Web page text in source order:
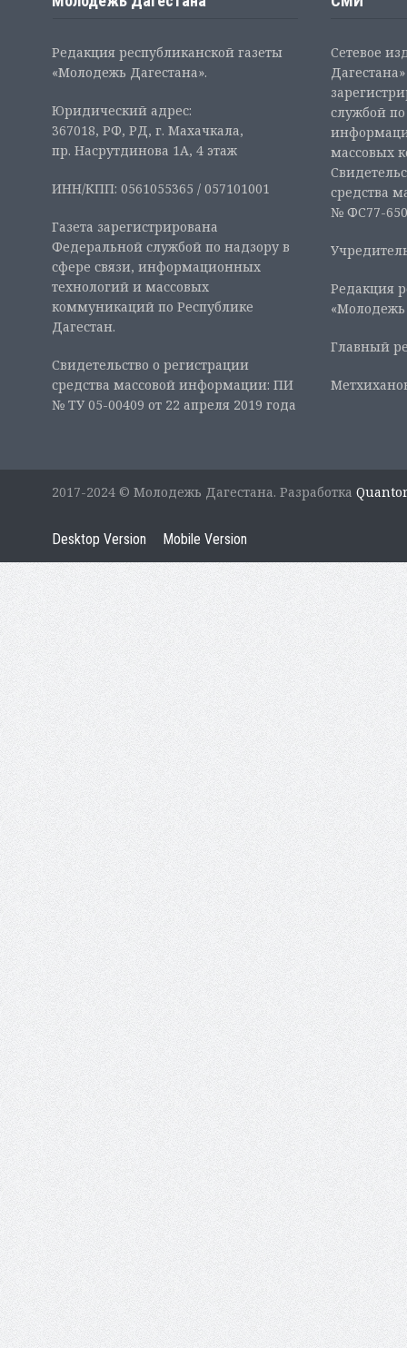
Редакция республиканской газеты
«Молодежь Дагестана».
Юридический адрес:
367018, РФ, РД, г. Махачкала,
пр. Насрутдинова 1А, 4 этаж
ИНН/КПП: 0561055365 / 057101001
Газета зарегистрирована
Федеральной службой по надзору в
сфере связи, информационных
технологий и массовых
коммуникаций по Республике
Дагестан.
Свидетельство о регистрации
средства массовой информации: ПИ
№ ТУ 05-00409 от 22 апреля 2019 года
Сетевое
службой
массовых
средства
№ ФС77-
Редакция
«Молодежь
Главный
2017-2024 © Молодежь Дагестана. Разработка
Desktop Version Mobile Version